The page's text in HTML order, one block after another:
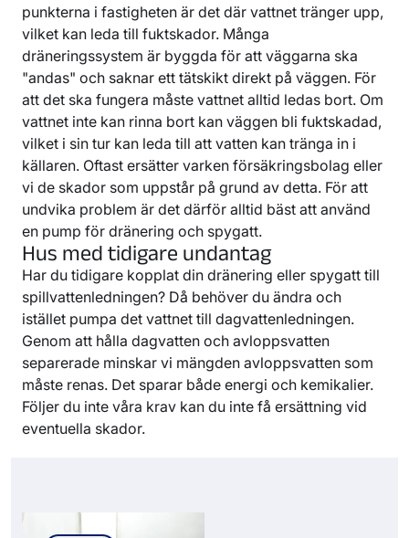
punkterna i fastigheten är det där vattnet tränger upp,
vilket kan leda till fuktskador. Många
dräneringssystem är byggda för att väggarna ska
"andas" och saknar ett tätskikt direkt på väggen. För
att det ska fungera måste vattnet alltid ledas bort. Om
vattnet inte kan rinna bort kan väggen bli fuktskadad,
vilket i sin tur kan leda till att vatten kan tränga in i
källaren. Oftast ersätter varken försäkringsbolag eller
vi de skador som uppstår på grund av detta. För att
undvika problem är det därför alltid bäst att använd
en pump för dränering och spygatt.
Hus med tidigare undantag
Har du tidigare kopplat din dränering eller spygatt till
spillvattenledningen? Då behöver du ändra och
istället pumpa det vattnet till dagvattenledningen.
Genom att hålla dagvatten och avloppsvatten
separerade minskar vi mängden avloppsvatten som
måste renas. Det sparar både energi och kemikalier.
Följer du inte våra krav kan du inte få ersättning vid
eventuella skador.